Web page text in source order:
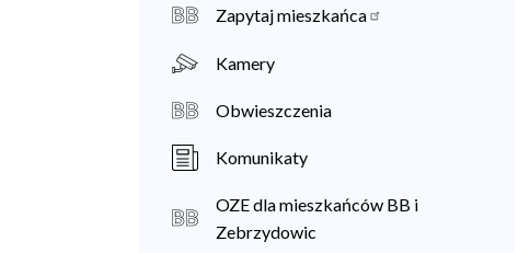
e
s
k
a
i
Zapytaj mieszkańca
Kamery
Obwieszczenia
Komunikaty
OZE dla mieszkańców BB i
Zebrzydowic